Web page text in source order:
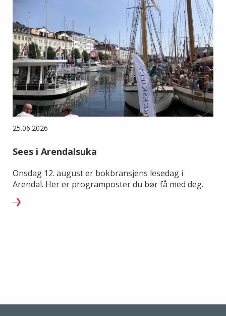
25.06.2026
Sees i Arendalsuka
Onsdag 12. august er bokbransjens lesedag i
Arendal. Her er programposter du bør få med deg.